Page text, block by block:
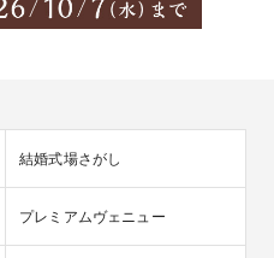
結婚式場さがし
プレミアムヴェニュー